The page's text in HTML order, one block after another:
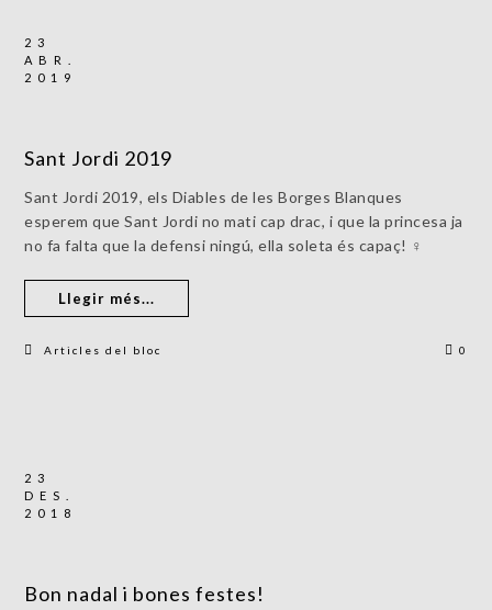
23
ABR.
2019
Sant Jordi 2019
Sant Jordi 2019, els Diables de les Borges Blanques
esperem que Sant Jordi no mati cap drac, i que la princesa ja
no fa falta que la defensi ningú, ella soleta és capaç! ♀
Llegir més...
Articles del bloc 0
23
DES.
2018
Bon nadal i bones festes!